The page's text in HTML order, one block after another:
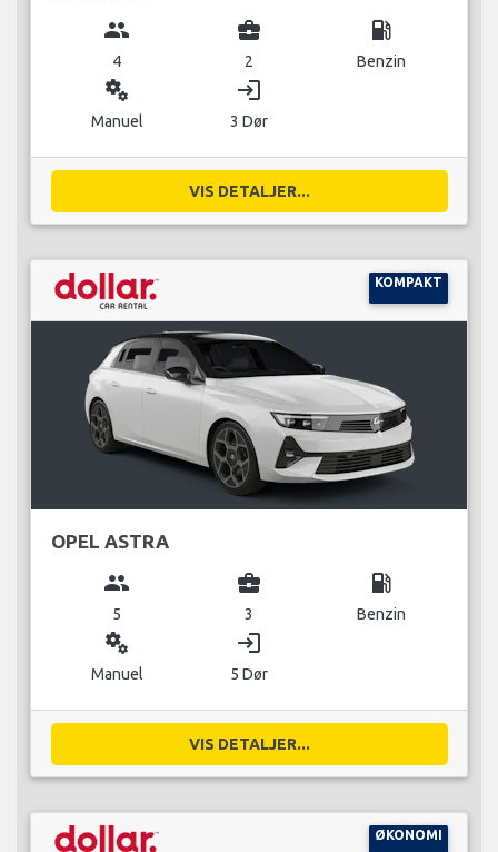
group
4
business_center
2
local_gas_station
Benzin
miscellaneous_services
Manuel
login
3 Dør
VIS DETALJER...
KOMPAKT
OPEL ASTRA
group
5
business_center
3
local_gas_station
Benzin
miscellaneous_services
Manuel
login
5 Dør
VIS DETALJER...
ØKONOMI